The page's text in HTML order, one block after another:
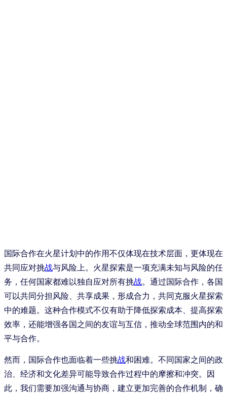
国际合作在火星计划中的作用不仅体现在技术层面，更体现在
共同应对挑战与风险上。火星探索是一项充满未知与风险的任
务，任何国家都难以独自应对所有挑战。通过国际合作，各国
可以共同分担风险、共享成果，形成合力，共同克服火星探索
中的难题。这种合作模式不仅有助于降低探索成本、提高探索
效率，还能增强各国之间的友谊与互信，推动全球范围内的和
平与合作。
然而，国际合作也面临着一些挑战和困难。不同国家之间的政
治、经济和文化差异可能导致合作过程中的摩擦和冲突。因
此，我们需要加强沟通与协商，建立更加完善的合作机制，确